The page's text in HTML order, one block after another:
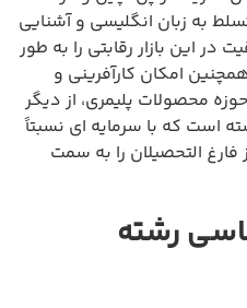
به زبان انگلیسی و آشنایی
این بازار رقابتی را به طور
امکان کارآفرینی و
محصولات پلیمری، از دیگر
است که با سرمایه ای نسبتاً
التحصیلان را به سمت
رشته